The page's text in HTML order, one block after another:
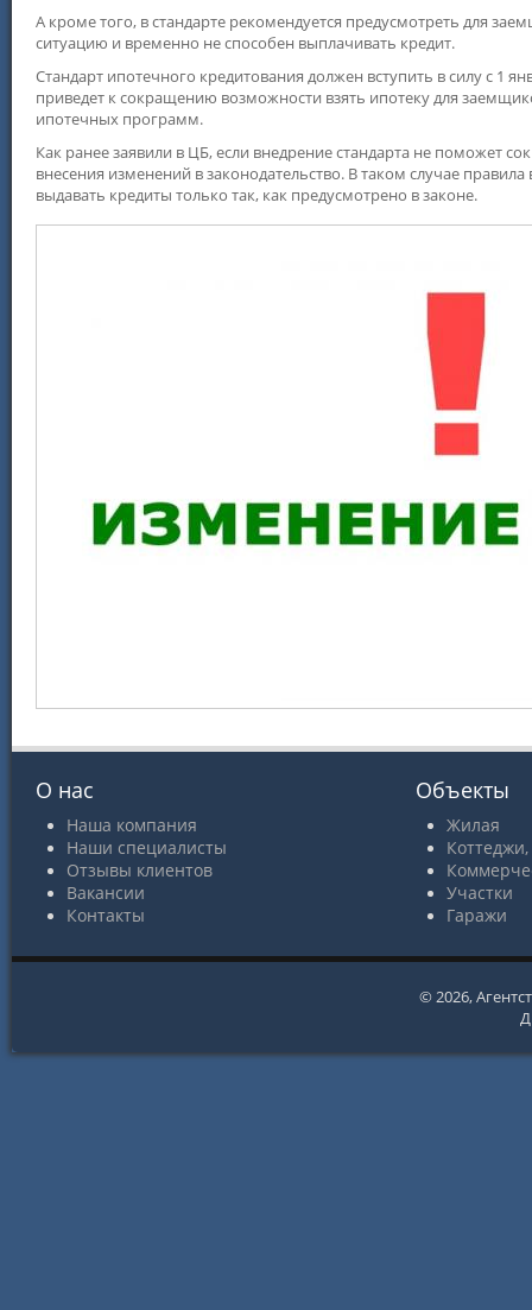
А кроме того, в стандарте рекомендуется предусмотреть для
ситуацию и временно не способен выплачивать кредит.
Стандарт ипотечного кредитования должен вступить в силу с 1
приведет к сокращению возможности взять ипотеку для
ипотечных программ.
Как ранее заявили в ЦБ, если внедрение стандарта не поможет
внесения изменений в законодательство. В таком случае
выдавать кредиты только так, как предусмотрено в законе.
О нас
Наша компания
Наши специалисты
Отзывы клиентов
Вакансии
Контакты
Объекты
Жилая
Участки
Гаражи
© 2026,